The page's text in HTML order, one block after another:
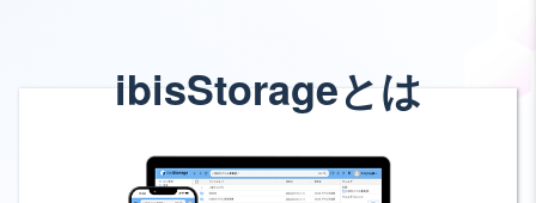
ibisStorageとは